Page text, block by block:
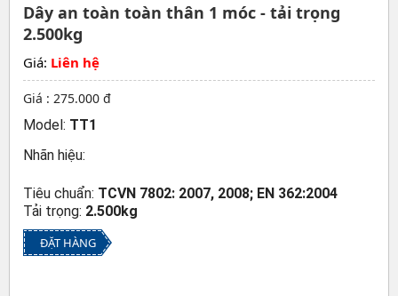
Dây an toàn toàn thân 1 móc - tải trọng
2.500kg
Giá: Liên hệ
Giá : 275.000 đ
Model: TT1
Nhãn hiệu:
Tiêu chuẩn: TCVN 7802: 2007, 2008; EN 362:2004
Tải trọng: 2.500kg
ĐẶT HÀNG